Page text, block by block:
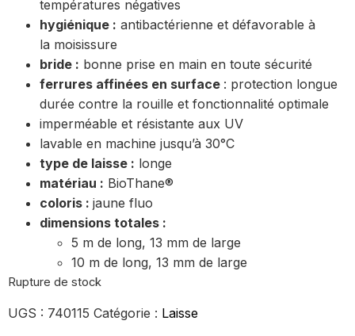
températures négatives
hygiénique : antibactérienne et défavorable à
la moisissure
bride : bonne prise en main en toute sécurité
ferrures affinées en surface : protection longue
durée contre la rouille et fonctionnalité optimale
imperméable et résistante aux UV
lavable en machine jusqu’à 30°C
type de laisse : longe
matériau : BioThane®
coloris : jaune fluo
dimensions totales :
5 m de long, 13 mm de large
10 m de long, 13 mm de large
Rupture de stock
UGS : 740115 Catégorie : Laisse